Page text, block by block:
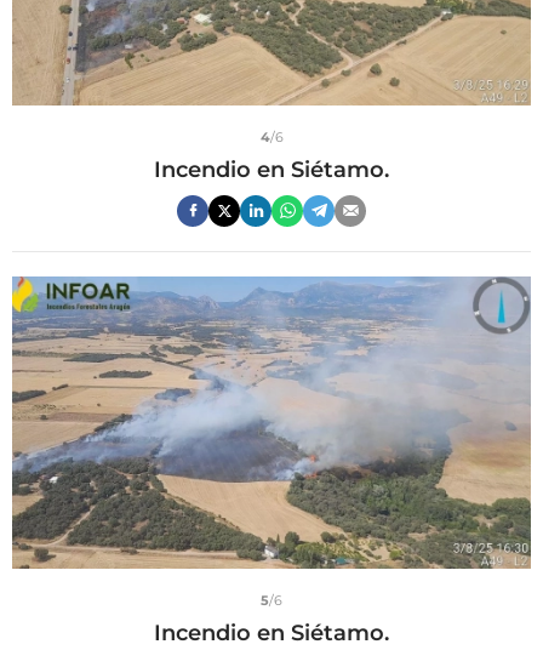
4/6
Incendio en Siétamo.
5/6
Incendio en Siétamo.